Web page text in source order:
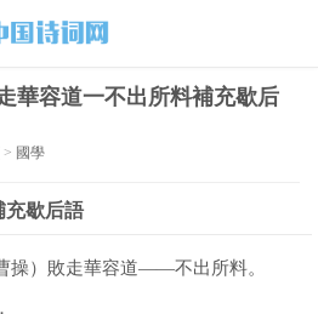
華容道一不出所料補充歇后
> 國學
充歇后語
操）敗走華容道——不出所料。